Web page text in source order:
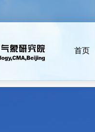
首页